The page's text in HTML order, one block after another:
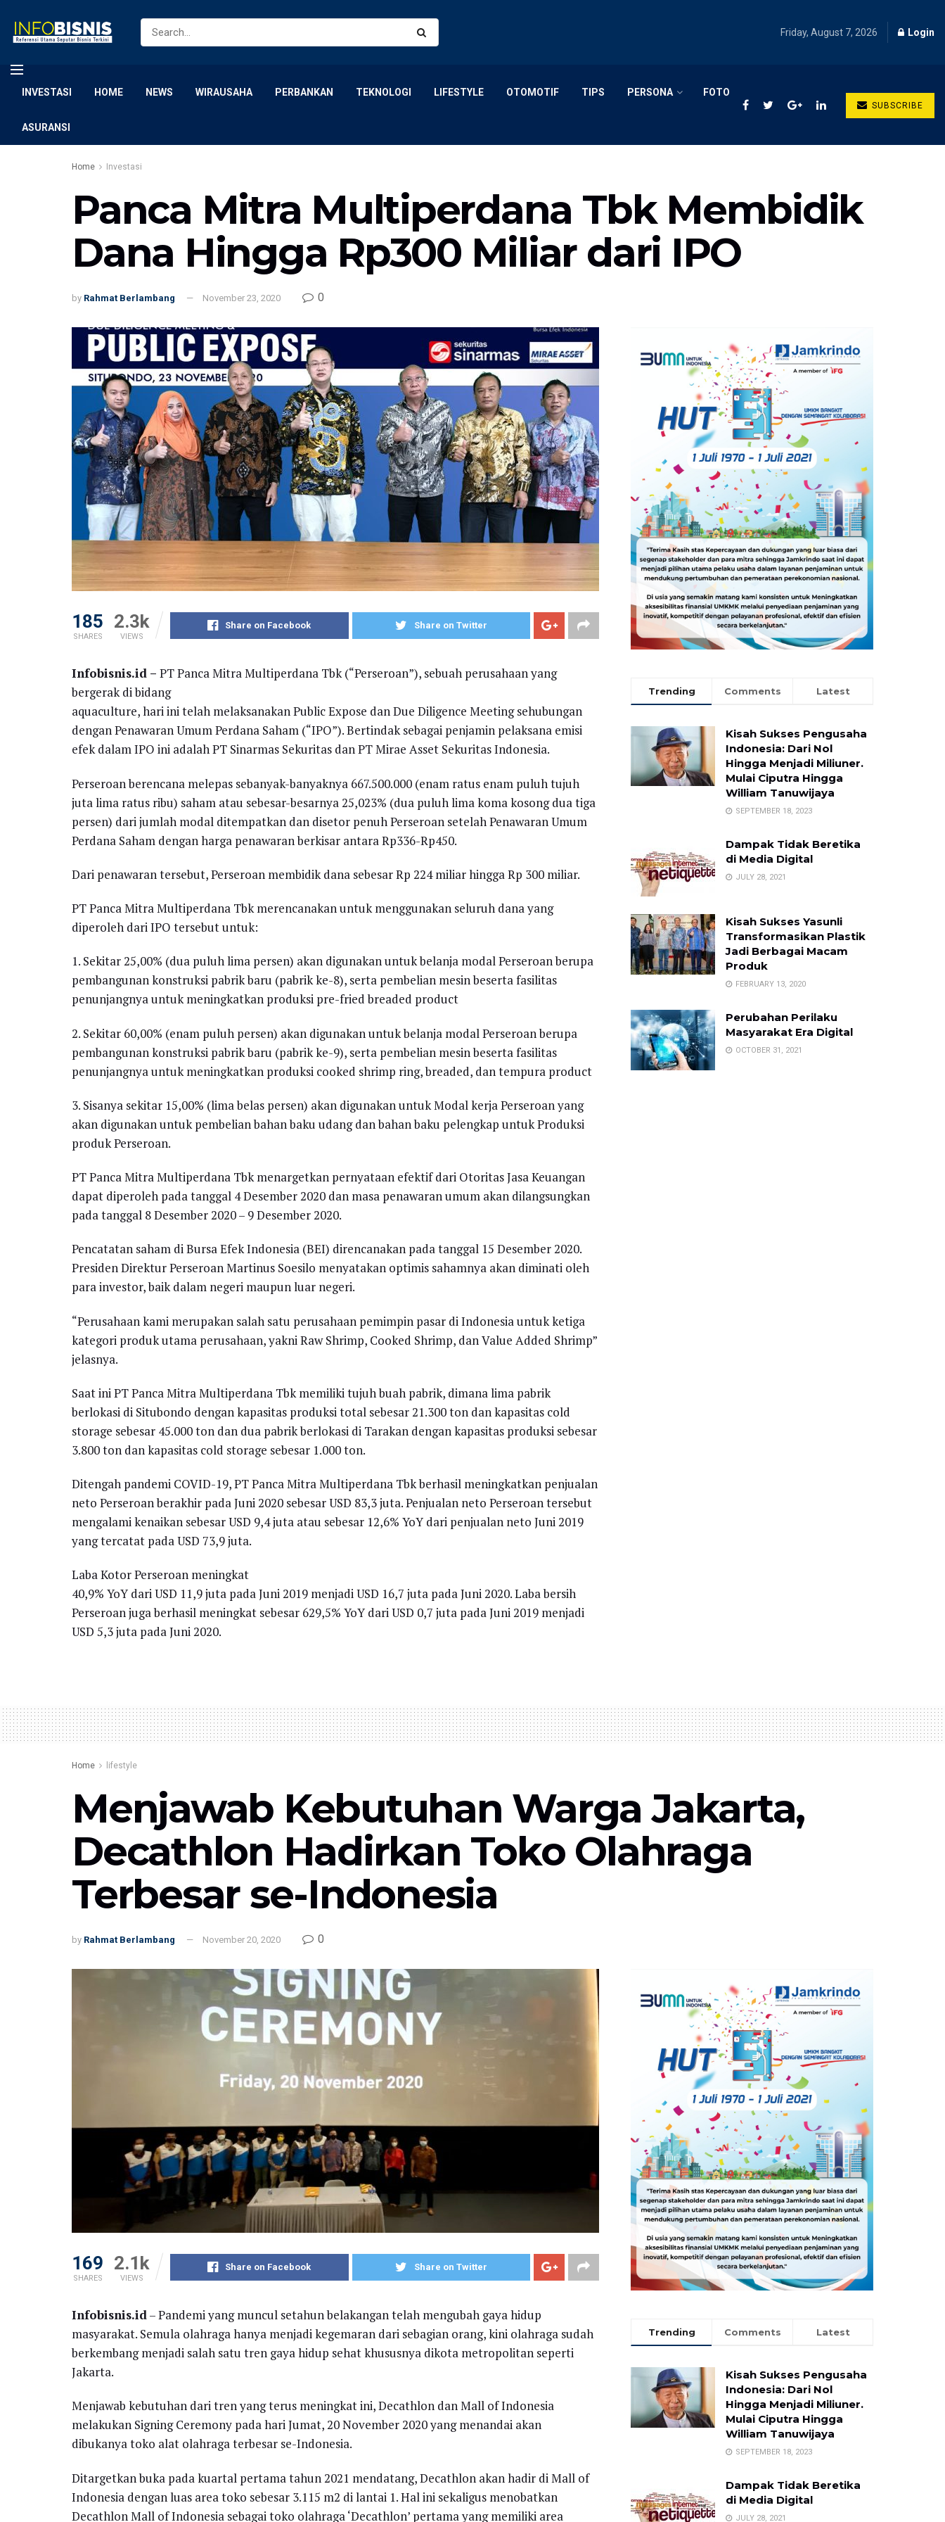
Friday, August 7, 2026 Login
INVESTASI HOME NEWS WIRAUSAHA PERBANKAN TEKNOLOGI LIFESTYLE OTOMOTIF TIPS PERSONA FOTO
ASURANSI
SUBSCRIBE
Home Investasi
Panca Mitra Multiperdana Tbk Membidik
Dana Hingga Rp300 Miliar dari IPO
by Rahmat Berlambang November 23, 2020 0
185
SHARES
2.3k
VIEWS
Share on Facebook Share on Twitter
Infobisnis.id – PT Panca Mitra Multiperdana Tbk (“Perseroan”), sebuah perusahaan yang
bergerak di bidang
aquaculture, hari ini telah melaksanakan Public Expose dan Due Diligence Meeting sehubungan
dengan Penawaran Umum Perdana Saham (“IPO”). Bertindak sebagai penjamin pelaksana emisi
efek dalam IPO ini adalah PT Sinarmas Sekuritas dan PT Mirae Asset Sekuritas Indonesia.
Perseroan berencana melepas sebanyak-banyaknya 667.500.000 (enam ratus enam puluh tujuh
juta lima ratus ribu) saham atau sebesar-besarnya 25,023% (dua puluh lima koma kosong dua tiga
persen) dari jumlah modal ditempatkan dan disetor penuh Perseroan setelah Penawaran Umum
Perdana Saham dengan harga penawaran berkisar antara Rp336-Rp450.
Dari penawaran tersebut, Perseroan membidik dana sebesar Rp 224 miliar hingga Rp 300 miliar.
PT Panca Mitra Multiperdana Tbk merencanakan untuk menggunakan seluruh dana yang
diperoleh dari IPO tersebut untuk:
1. Sekitar 25,00% (dua puluh lima persen) akan digunakan untuk belanja modal Perseroan berupa
pembangunan konstruksi pabrik baru (pabrik ke-8), serta pembelian mesin beserta fasilitas
penunjangnya untuk meningkatkan produksi pre-fried breaded product
2. Sekitar 60,00% (enam puluh persen) akan digunakan untuk belanja modal Perseroan berupa
pembangunan konstruksi pabrik baru (pabrik ke-9), serta pembelian mesin beserta fasilitas
penunjangnya untuk meningkatkan produksi cooked shrimp ring, breaded, dan tempura product
3. Sisanya sekitar 15,00% (lima belas persen) akan digunakan untuk Modal kerja Perseroan yang
akan digunakan untuk pembelian bahan baku udang dan bahan baku pelengkap untuk Produksi
produk Perseroan.
PT Panca Mitra Multiperdana Tbk menargetkan pernyataan efektif dari Otoritas Jasa Keuangan
dapat diperoleh pada tanggal 4 Desember 2020 dan masa penawaran umum akan dilangsungkan
pada tanggal 8 Desember 2020 – 9 Desember 2020.
Pencatatan saham di Bursa Efek Indonesia (BEI) direncanakan pada tanggal 15 Desember 2020.
Presiden Direktur Perseroan Martinus Soesilo menyatakan optimis sahamnya akan diminati oleh
para investor, baik dalam negeri maupun luar negeri.
“Perusahaan kami merupakan salah satu perusahaan pemimpin pasar di Indonesia untuk ketiga
kategori produk utama perusahaan, yakni Raw Shrimp, Cooked Shrimp, dan Value Added Shrimp”
jelasnya.
Saat ini PT Panca Mitra Multiperdana Tbk memiliki tujuh buah pabrik, dimana lima pabrik
berlokasi di Situbondo dengan kapasitas produksi total sebesar 21.300 ton dan kapasitas cold
storage sebesar 45.000 ton dan dua pabrik berlokasi di Tarakan dengan kapasitas produksi sebesar
3.800 ton dan kapasitas cold storage sebesar 1.000 ton.
Ditengah pandemi COVID-19, PT Panca Mitra Multiperdana Tbk berhasil meningkatkan penjualan
neto Perseroan berakhir pada Juni 2020 sebesar USD 83,3 juta. Penjualan neto Perseroan tersebut
mengalami kenaikan sebesar USD 9,4 juta atau sebesar 12,6% YoY dari penjualan neto Juni 2019
yang tercatat pada USD 73,9 juta.
Laba Kotor Perseroan meningkat
40,9% YoY dari USD 11,9 juta pada Juni 2019 menjadi USD 16,7 juta pada Juni 2020. Laba bersih
Perseroan juga berhasil meningkat sebesar 629,5% YoY dari USD 0,7 juta pada Juni 2019 menjadi
USD 5,3 juta pada Juni 2020.
Trending Comments Latest
Kisah Sukses Pengusaha
Indonesia: Dari Nol
Hingga Menjadi Miliuner.
Mulai Ciputra Hingga
William Tanuwijaya
SEPTEMBER 18, 2023
Dampak Tidak Beretika
di Media Digital
JULY 28, 2021
Kisah Sukses Yasunli
Transformasikan Plastik
Jadi Berbagai Macam
Produk
FEBRUARY 13, 2020
Perubahan Perilaku
Masyarakat Era Digital
OCTOBER 31, 2021
Home lifestyle
Menjawab Kebutuhan Warga Jakarta,
Decathlon Hadirkan Toko Olahraga
Terbesar se-Indonesia
by Rahmat Berlambang November 20, 2020 0
169
SHARES
2.1k
VIEWS
Share on Facebook Share on Twitter
Infobisnis.id– Pandemi yang muncul setahun belakangan telah mengubah gaya hidup
masyarakat. Semula olahraga hanya menjadi kegemaran dari sebagian orang, kini olahraga sudah
berkembang menjadi salah satu tren gaya hidup sehat khususnya dikota metropolitan seperti
Jakarta.
Menjawab kebutuhan dari tren yang terus meningkat ini, Decathlon dan Mall of Indonesia
melakukan Signing Ceremony pada hari Jumat, 20 November 2020 yang menandai akan
dibukanya toko alat olahraga terbesar se-Indonesia.
Ditargetkan buka pada kuartal pertama tahun 2021 mendatang, Decathlon akan hadir di Mall of
Indonesia dengan luas area toko sebesar 3.115 m2 di lantai 1. Hal ini sekaligus menobatkan
Decathlon Mall of Indonesia sebagai toko olahraga ‘Decathlon’ pertama yang memiliki area
Trending Comments Latest
Kisah Sukses Pengusaha
Indonesia: Dari Nol
Hingga Menjadi Miliuner.
Mulai Ciputra Hingga
William Tanuwijaya
SEPTEMBER 18, 2023
Dampak Tidak Beretika
di Media Digital
JULY 28, 2021